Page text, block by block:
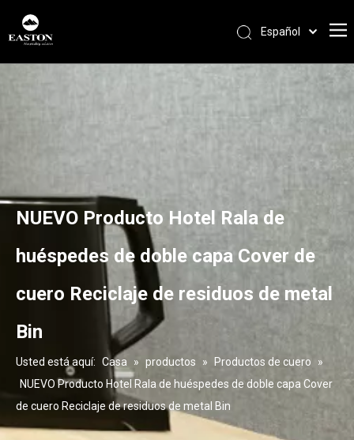
Español
NUEVO Producto Hotel Rala de
huéspedes de doble capa Cover de
cuero Reciclaje de residuos de metal
Bin
Usted está aquí: Casa » productos » Productos de cuero
»
NUEVO Producto Hotel Rala de huéspedes de doble capa Cover
de cuero Reciclaje de residuos de metal Bin